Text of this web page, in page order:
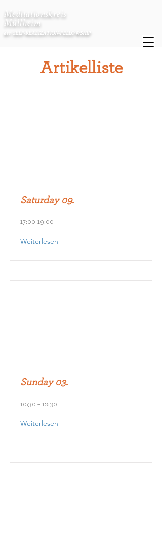
Meditationskreis
Müllheim
der SELF-REALIZATION-FELLOWSHIP
Artikelliste
Saturday 09.
17:00-19:00
Weiterlesen
Sunday 03.
10:30 – 12:30
Weiterlesen